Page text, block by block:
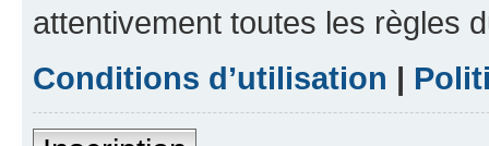
attentivement toutes les règles
Conditions d’utilisation |